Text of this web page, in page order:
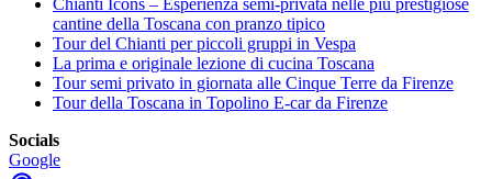
cantine della Toscana con pranzo tipico
Tour del Chianti per piccoli gruppi in Vespa
La prima e originale lezione di cucina Toscana
Tour semi privato in giornata alle Cinque Terre da Firenze
Tour della Toscana in Topolino E-car da Firenze
Socials
Google